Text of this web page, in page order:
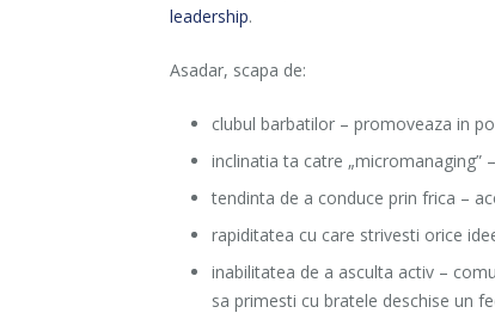
leadership.
Asadar, scapa de:
clubul barbatilor – promoveaza in
inclinatia ta catre
tendinta de a conduce prin frica –
rapiditatea cu care strivesti orice
inabilitatea de a asculta activ –
sa primesti cu bratele deschise un